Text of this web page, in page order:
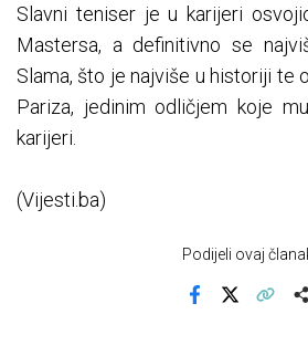
Slavni teniser je u karijeri
Mastersa, a definitivno se
Slama, što je najviše u historiji te
Pariza, jedinim odličjem koje
karijeri.
(Vijesti.ba)
Podijeli ovaj
Facebook